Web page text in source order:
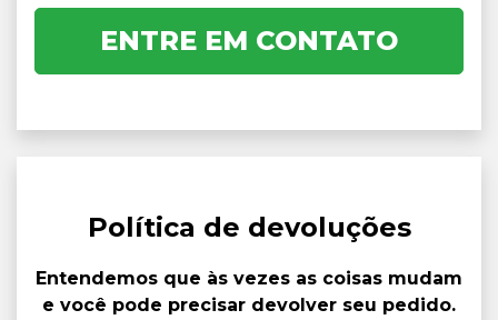
ENTRE EM CONTATO
Política de devoluções
Entendemos que às vezes as coisas mudam
e você pode precisar devolver seu pedido.